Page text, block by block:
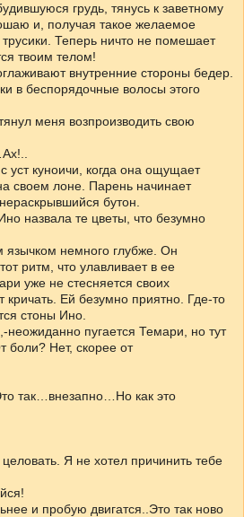
грудь, тянусь к заветному
и, получая такое желаемое
Теперь ничто не помешает
твоим телом!
внутренние стороны бедер.
в беспорядочные волосы этого
меня возпроизводить свою
уст куноичи, когда она ощущает
своем лоне. Парень начинает
бутон.
назвала те цветы, что безумно
язычком немного глубже. Он
ритм, что улавливает в ее
уже не стесняется своих
Ей безумно приятно. Где-то
стоны Ино.
пугается Темари, но тут
боли? Нет, скорее от
так…внезапно…Но как это
Я не хотел причинить тебе
и пробую двигатся..Это так ново